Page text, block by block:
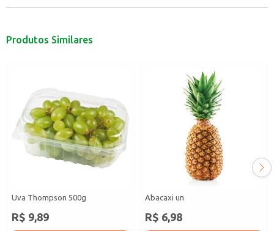
Produtos Similares
Uva Thompson 500g
R$ 9,89
Abacaxi un
R$ 6,98